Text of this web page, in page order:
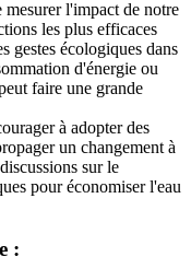
l'impact de notre
les plus efficaces
gestes écologiques dans
d'énergie ou
faire une grande
à adopter des
un changement à
sur le
pour économiser l'eau
: